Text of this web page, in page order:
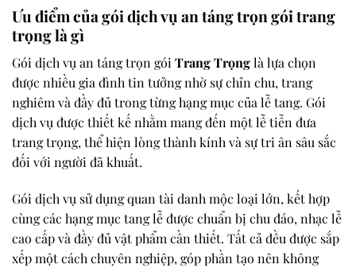
Ưu điểm của gói dịch vụ an táng trọn gói trang
trọng là gì
Gói dịch vụ an táng trọn gói Trang Trọnglà lựa chọn
được nhiều gia đình tin tưởng nhờ sự chỉn chu, trang
nghiêm và đầy đủ trong từng hạng mục của lễ tang. Gói
dịch vụ được thiết kế nhằm mang đến một lễ tiễn đưa
trang trọng, thể hiện lòng thành kính và sự tri ân sâu sắc
đối với người đã khuất.
Gói dịch vụ sử dụng quan tài danh mộc loại lớn, kết hợp
cùng các hạng mục tang lễ được chuẩn bị chu đáo, nhạc lễ
cao cấp và đầy đủ vật phẩm cần thiết. Tất cả đều được sắp
xếp một cách chuyên nghiệp, góp phần tạo nên không